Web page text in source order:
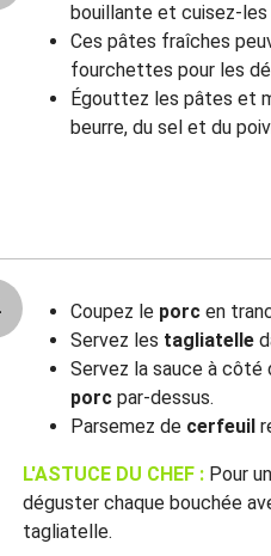
bouillante et cuisez-les
Ces pâtes fraîches
fourchettes pour les
Égouttez les pâtes et
beurre, du sel et du
Coupez le porc en
Servez les tagliatelle
Servez la sauce à côté
porc par-dessus.
Parsemez de cerfeuil
L'ASTUCE DU CHEF : Pour
déguster chaque bouchée
tagliatelle.